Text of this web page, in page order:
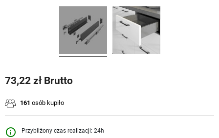
73,22 zł Brutto
161 osób kupiło
info_outline Przybliżony czas realizacji: 24h